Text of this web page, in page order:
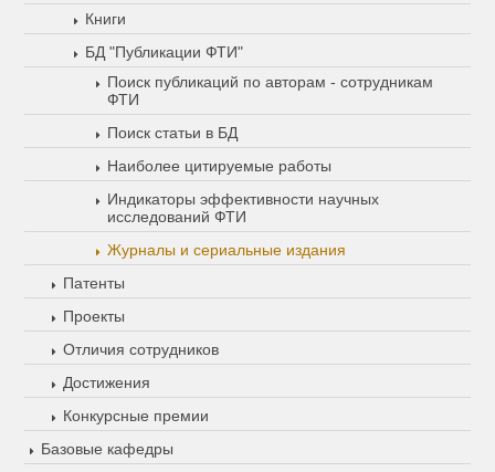
Книги
БД "Публикации ФТИ"
Поиск публикаций по авторам - сотрудникам
ФТИ
Поиск статьи в БД
Наиболее цитируемые работы
Индикаторы эффективности научных
исследований ФТИ
Журналы и сериальные издания
Патенты
Проекты
Отличия сотрудников
Достижения
Конкурсные премии
Базовые кафедры